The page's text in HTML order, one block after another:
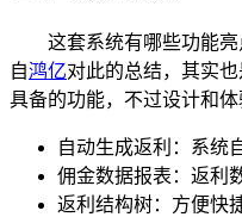
这套系统有哪些功能亮
自鸿亿对此的总结，其实
具备的功能，不过设计和体
自动生成返利：系统
佣金数据报表：返利
返利结构树：方便快